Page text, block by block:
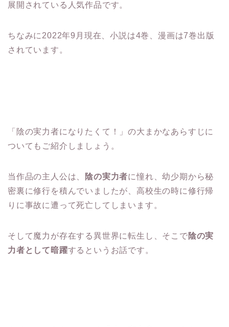
展開されている人気作品です。
ちなみに2022年9月現在、小説は4巻、漫画は7巻出版
されています。
「陰の実力者になりたくて！」の大まかなあらすじに
ついてもご紹介しましょう。
当作品の主人公は、 陰の実力者に憧れ、幼少期から秘
密裏に修行を積んでいましたが、高校生の時に修行帰
りに事故に遭って死亡してしまいます。
そして魔力が存在する異世界に転生し、そこで陰の実
力者として暗躍するというお話です。